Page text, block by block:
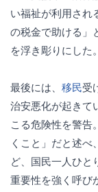
い福祉が利用され
の税金で助ける」
を浮き彫りにした。
最後には、 移民受
治安悪化が起きて
こる危険性を警告
くこと」だと述べ、
ど、国民一人ひと
重要性を強く呼び